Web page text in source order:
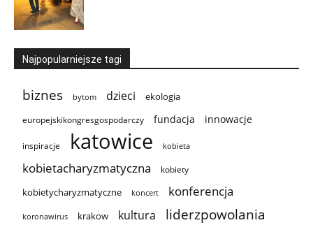
Najpopularniejsze tagi
biznes bytom dzieci ekologia
europejskikongresgospodarczy fundacja innowacje
inspiracje katowice kobieta
kobietacharyzmatyczna kobiety
kobietycharyzmatyczne koncert konferencja
koronawirus krakow kultura liderzpowolania